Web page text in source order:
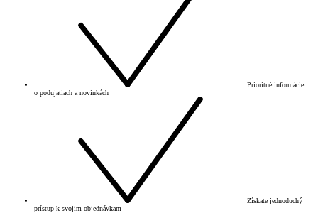
Prioritné informácie
o podujatiach a novinkách
Získate jednoduchý
prístup k svojim objednávkam